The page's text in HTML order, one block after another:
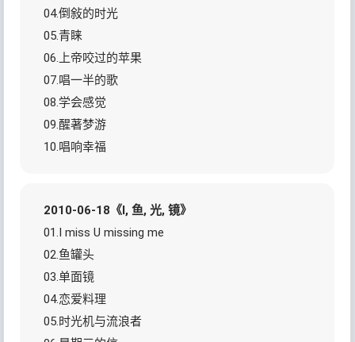
04.倒敍的时光
05.青睐
06.上帝咬过的苹果
07.唱一半的歌
08.学会感觉
09.醒著梦游
10.唱响幸福
2010-06-18《I, 鱼, 光, 镜》
01.I miss U missing me
02.鱼罐头
03.单面镜
04.恋爱料理
05.时光机与流浪者